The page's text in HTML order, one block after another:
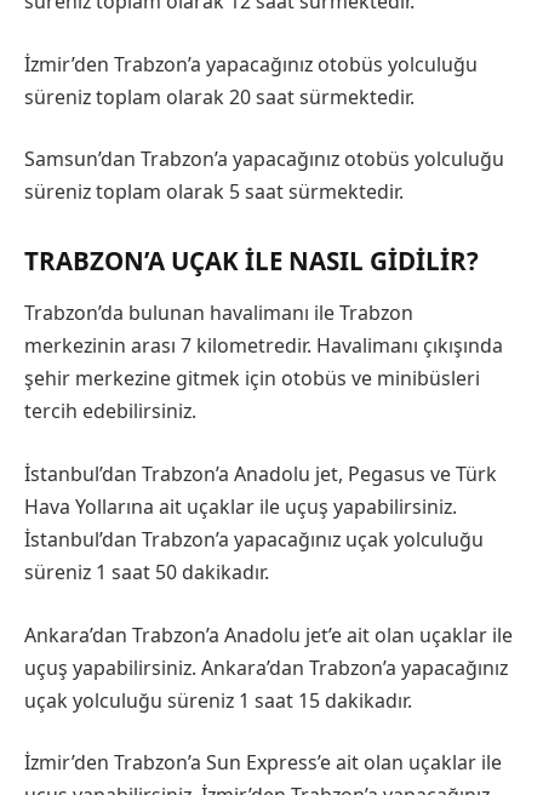
İzmir’den Trabzon’a yapacağınız otobüs yolculuğu
süreniz toplam olarak 20 saat sürmektedir.
Samsun’dan Trabzon’a yapacağınız otobüs yolculuğu
süreniz toplam olarak 5 saat sürmektedir.
TRABZON’A UÇAK ILE NASIL GIDILIR?
Trabzon’da bulunan havalimanı ile Trabzon
merkezinin arası 7 kilometredir. Havalimanı çıkışında
şehir merkezine gitmek için otobüs ve minibüsleri
tercih edebilirsiniz.
İstanbul’dan Trabzon’a Anadolu jet, Pegasus ve Türk
Hava Yollarına ait uçaklar ile uçuş yapabilirsiniz.
İstanbul’dan Trabzon’a yapacağınız uçak yolculuğu
süreniz 1 saat 50 dakikadır.
Ankara’dan Trabzon’a Anadolu jet’e ait olan uçaklar ile
uçuş yapabilirsiniz. Ankara’dan Trabzon’a yapacağınız
uçak yolculuğu süreniz 1 saat 15 dakikadır.
İzmir’den Trabzon’a Sun Express’e ait olan uçaklar ile